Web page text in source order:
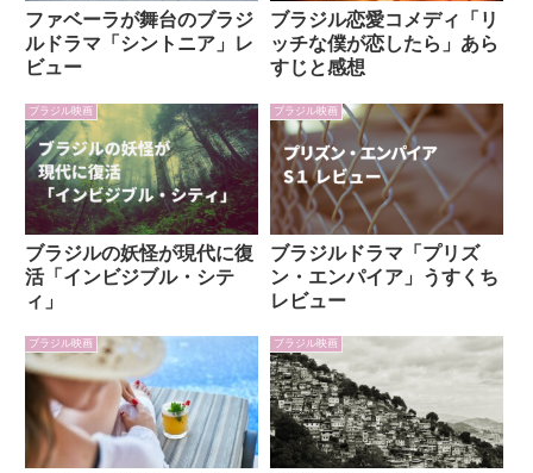
ファベーラが舞台のブラジ
ルドラマ「シントニア」レ
ビュー
ブラジル恋愛コメディ「リ
ッチな僕が恋したら」あら
すじと感想
ブラジル映画
ブラジルの妖怪が現代に復
活「インビジブル・シテ
ィ」
ブラジル映画
ブラジルドラマ「プリズ
ン・エンパイア」うすくち
レビュー
ブラジル映画 ブラジル映画